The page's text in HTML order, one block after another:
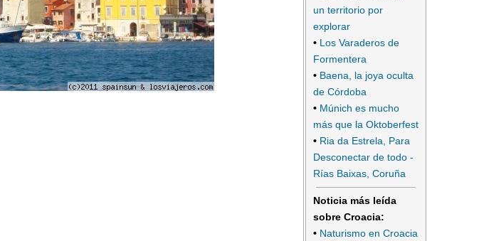
un territorio por
explorar
• Los Varaderos de
Formentera
• Baena, la joya oculta
de Córdoba
• Múnich es mucho
más que la Oktoberfest
• Ria da Estrela, Para
Desconectar de todo -
Rías Baixas, Coruña
Noticia más leída
sobre Croacia:
• Naturismo en Croacia